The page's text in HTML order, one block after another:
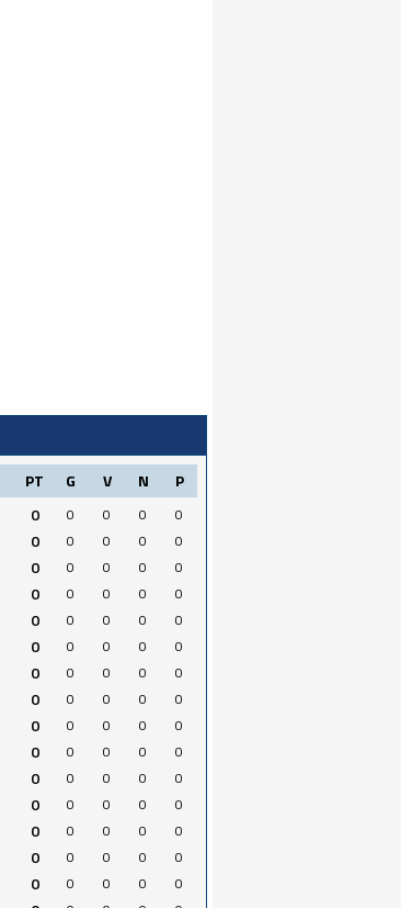
PT G V N P
0 0 0 0
0
0 0 0 0
0
0 0 0 0
0
0 0 0 0
0
0 0 0 0
0
0 0 0 0
0
0 0 0 0
0
0 0 0 0
0
0 0 0 0
0
0 0 0 0
0
0 0 0 0
0
0 0 0 0
0
0 0 0 0
0
0 0 0 0
0
0 0 0 0
0